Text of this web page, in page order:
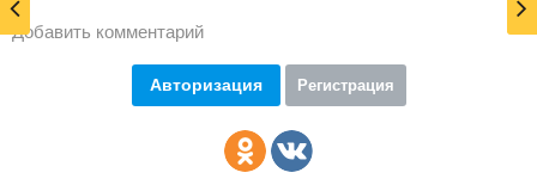
Добавить комментарий
Авторизация Регистрация